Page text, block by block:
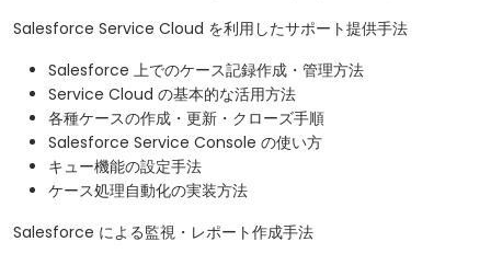
Salesforce Service Cloud を利用したサポート提供手法
Salesforce 上でのケース記録作成・管理方法
Service Cloud の基本的な活用方法
各種ケースの作成・更新・クローズ手順
Salesforce Service Console の使い方
キュー機能の設定手法
ケース処理自動化の実装方法
Salesforce による監視・レポート作成手法